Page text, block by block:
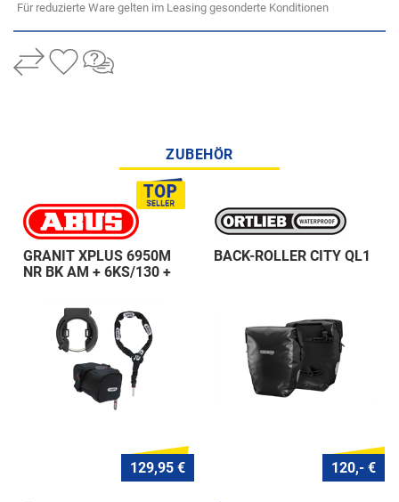
Für reduzierte Ware gelten im Leasing gesonderte Konditionen
ZUBEHÖR
GRANIT XPLUS 6950M
NR BK AM + 6KS/130 +
129,95 €
BACK-ROLLER CITY QL1
120,- €